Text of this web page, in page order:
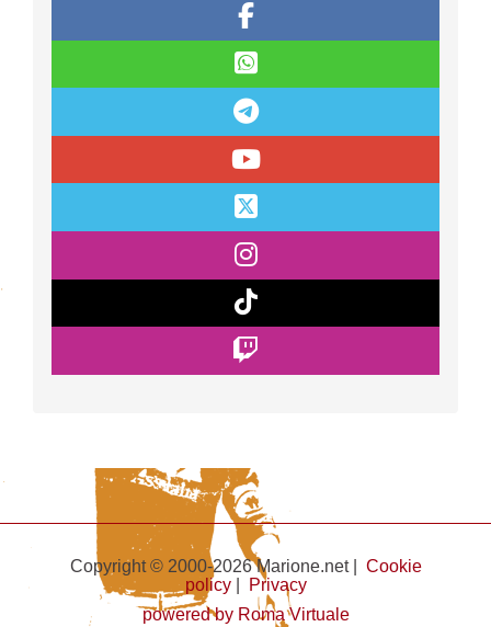
Copyright © 2000-2026 Marione.net | Cookie
policy|
Privacy
powered by Roma Virtuale